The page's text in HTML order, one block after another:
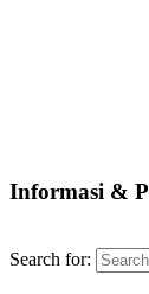
Informasi &
Search for: